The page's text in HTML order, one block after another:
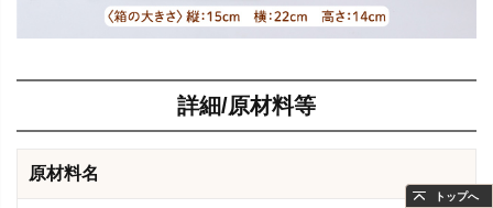
詳細/原材料等
原材料名
トップへ